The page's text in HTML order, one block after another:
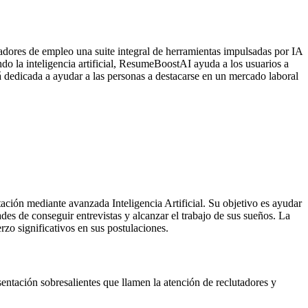
de empleo una suite integral de herramientas impulsadas por IA
la inteligencia artificial, ResumeBoostAI ayuda a los usuarios a
a ayudar a las personas a destacarse en un mercado laboral
mediante avanzada Inteligencia Artificial. Su objetivo es ayudar
de conseguir entrevistas y alcanzar el trabajo de sus sueños. La
significativos en sus postulaciones.
sobresalientes que llamen la atención de reclutadores y